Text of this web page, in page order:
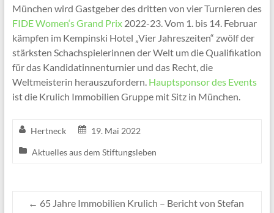
München wird Gastgeber des dritten von vier Turnieren des
FIDE Women‘s Grand Prix2022-23. Vom 1. bis 14. Februar
kämpfen im Kempinski Hotel „Vier Jahreszeiten“ zwölf der
stärksten Schachspielerinnen der Welt um die Qualifikation
für das Kandidatinnenturnier und das Recht, die
Weltmeisterin herauszufordern. Hauptsponsor des Events
ist die Krulich Immobilien Gruppe mit Sitz in München.
Hertneck 19. Mai 2022
Aktuelles aus dem Stiftungsleben
← 65 Jahre Immobilien Krulich – Bericht von Stefan